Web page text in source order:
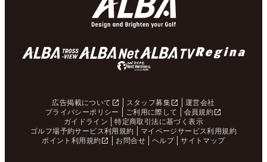
広告掲載について スタッフ募集
運営会社
プライバシーポリシー
ご利用に際して
会員規約
ガイドライン
特定商取引法に基づく表示
ゴルフ場予約サービス利用規約
マイページサービス利用規約
ポイント利用規約
お問合せ ヘルプ サイトマップ